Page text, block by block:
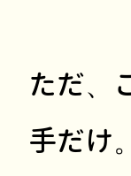
ただ、
手だけ